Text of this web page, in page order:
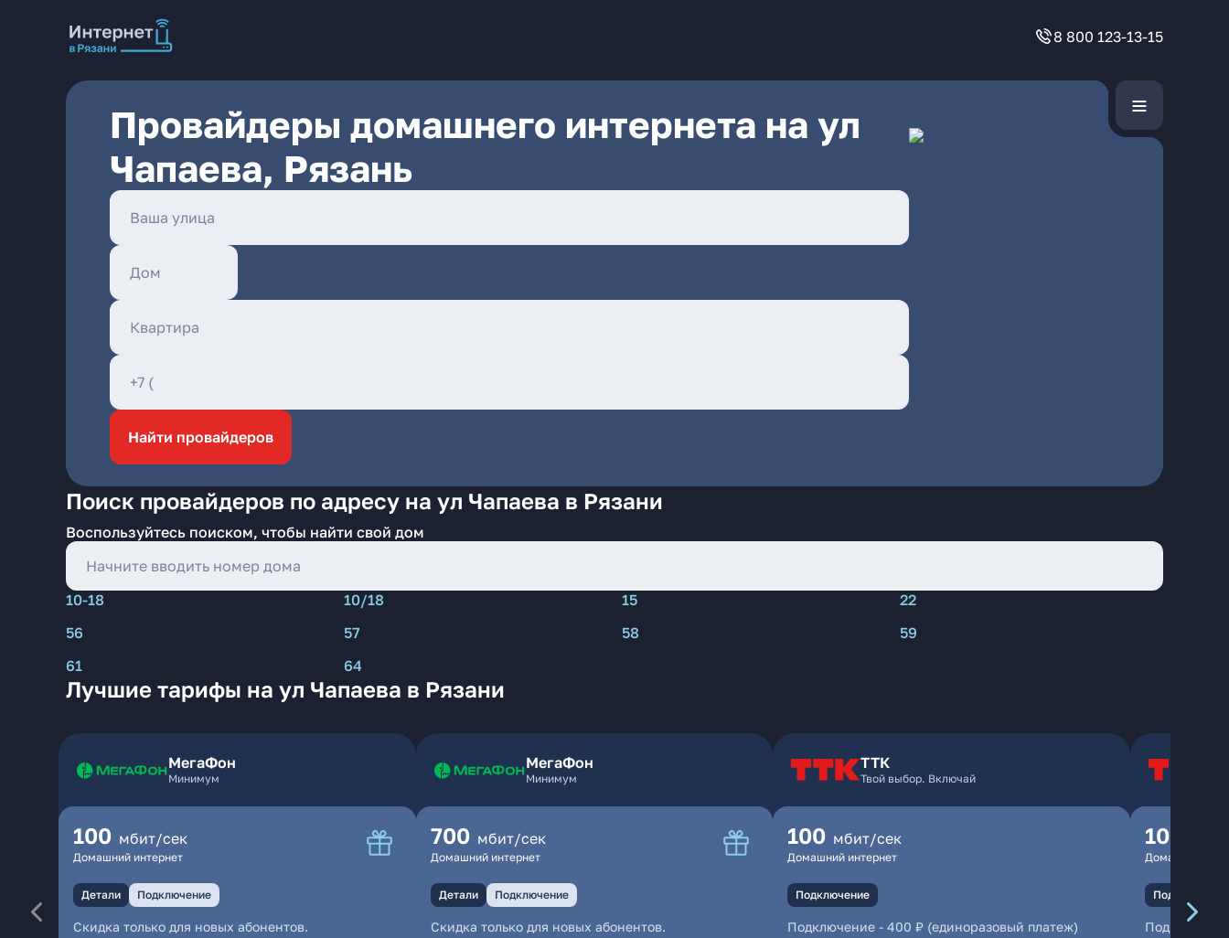
8 800 123-13-15
Провайдеры домашнего интернета на ул
Чапаева, Рязань
Найти провайдеров
Поиск провайдеров по адресу на ул Чапаева в Рязани
Воспользуйтесь поиском, чтобы найти свой дом
10-18 10/18 15
22
56
57 58
59
61
64
Лучшие тарифы на ул Чапаева в Рязани
МегаФон
Минимум
100 мбит/сек
Домашний интернет
Детали Подключение
Скидка только для новых абонентов.
МегаФон
Минимум
700 мбит/сек
Домашний интернет
Детали Подключение
Скидка только для новых абонентов.
ТТК
Твой выбор. Включай
100 мбит/сек
Домашний интернет
Подключение
Подключение - 400 ₽ (единоразовый платеж)
100
Домашний
Подключение